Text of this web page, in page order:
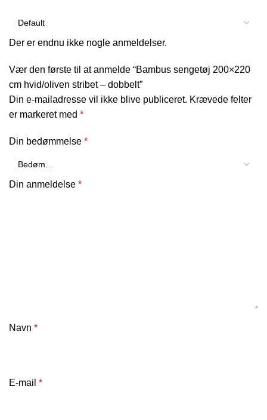
Der er endnu ikke nogle anmeldelser.
Vær den første til at anmelde “Bambus sengetøj 200×220
cm hvid/oliven stribet – dobbelt”
Din e-mailadresse vil ikke blive publiceret. Krævede felter
er markeret med *
Din bedømmelse *
Din anmeldelse *
Navn *
E-mail *